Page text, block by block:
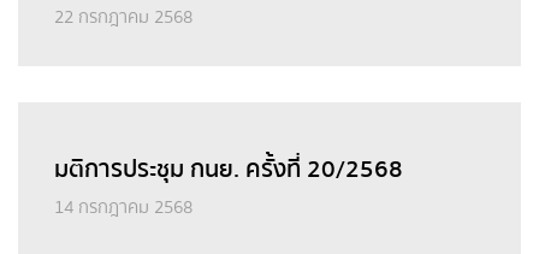
22 กรกฎาคม 2568
มติการประชุม กนย. ครั้งที่ 20/2568
14 กรกฎาคม 2568